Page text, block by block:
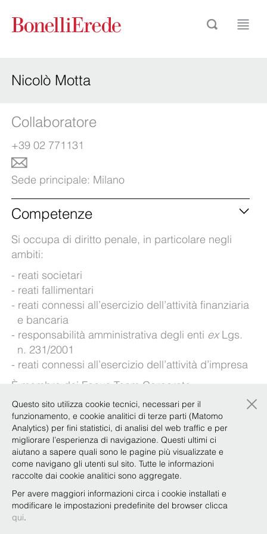
Nicolò Motta
Collaboratore
+39 02 771131
Sede principale: Milano
Competenze
Si occupa di diritto penale, in particolare negli
ambiti:
reati societari
reati fallimentari
reati connessi all’esercizio dell’attività finanziaria
e bancaria
responsabilità amministrativa degli enti exLgs.
n. 231/2001
reati connessi all’esercizio dell’attività d’impresa
È m embro dei Focus Team Corporate
Compliance e Diritto dello Sport.
Lingue straniere: inglese, francese
Esperienze
Qualifiche e attività accademica
Questo sito utilizza cookie tecnici, necessari per il
funzionamento, e cookie analitici di terze parti (Matomo
Analytics) per fini statistici, di analisi del web traffic e per
migliorare l’esperienza di navigazione. Questi ultimi ci
aiutano a sapere quali sono le pagine più visualizzate e
come navigano gli utenti sul sito. Tutte le informazioni
raccolte dai cookie analitici sono aggregate.
Per avere maggiori informazioni circa i cookie installati e
modificare le impostazioni predefinite del browser clicca
qui.
×